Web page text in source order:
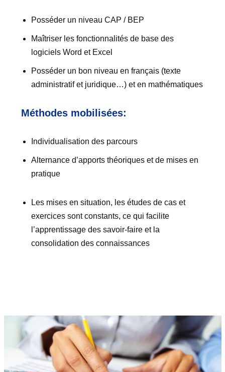
Posséder un niveau CAP / BEP
Maîtriser les fonctionnalités de base des
logiciels Word et Excel
Posséder un bon niveau en français (texte
administratif et juridique…) et en mathématiques
Méthodes mobilisées:
Individualisation des parcours
Alternance d’apports théoriques et de mises en
pratique
Les mises en situation, les études de cas et
exercices sont constants, ce qui facilite
l’apprentissage des savoir-faire et la
consolidation des connaissances